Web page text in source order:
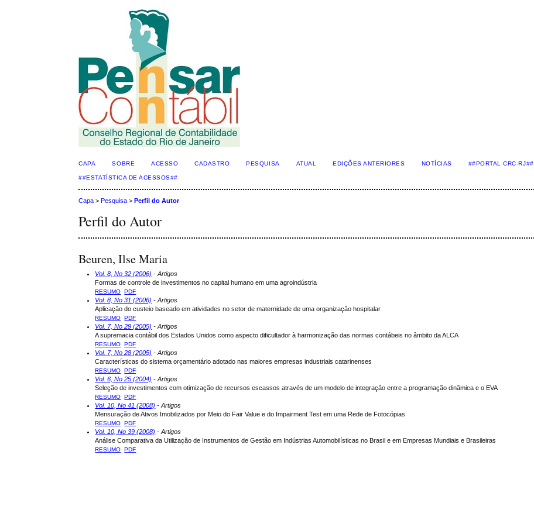
CAPA SOBRE ACESSO CADASTRO PESQUISA ATUAL EDIÇÕES ANTERIORES NOTÍCIAS ##PORTAL CRC-RJ##
##ESTATÍSTICA DE ACESSOS##
Capa >Pesquisa >Perfil do Autor
Perfil do Autor
Beuren, Ilse Maria
Vol. 8, No 32 (2006) - Artigos
Formas de controle de investimentos no capital humano em uma agroindústria
RESUMO PDF
Vol. 8, No 31 (2006) - Artigos
Aplicação do custeio baseado em atividades no setor de maternidade de uma organização hospitalar
RESUMO PDF
Vol. 7, No 29 (2005) - Artigos
A supremacia contábil dos Estados Unidos como aspecto dificultador à harmonização das normas contábeis no âmbito da ALCA
RESUMO PDF
Vol. 7, No 28 (2005) - Artigos
Características do sistema orçamentário adotado nas maiores empresas industriais catarinenses
RESUMO PDF
Vol. 6, No 25 (2004) - Artigos
Seleção de investimentos com otimização de recursos escassos através de um modelo de integração entre a programação dinâmica e o EVA
RESUMO PDF
Vol. 10, No 41 (2008) - Artigos
Mensuração de Ativos Imobilizados por Meio do Fair Value e do Impairment Test em uma Rede de Fotocópias
RESUMO PDF
Vol. 10, No 39 (2008) - Artigos
Análise Comparativa da Utilização de Instrumentos de Gestão em Indústrias Automobilísticas no Brasil e em Empresas Mundiais e Brasileiras
RESUMO PDF